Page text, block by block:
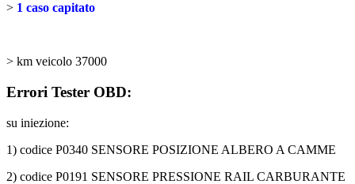
> 1 caso capitato
> km veicolo 37000
Errori Tester OBD:
su iniezione:
1) codice P0340 SENSORE POSIZIONE ALBERO A CAMME
2) codice P0191 SENSORE PRESSIONE RAIL CARBURANTE